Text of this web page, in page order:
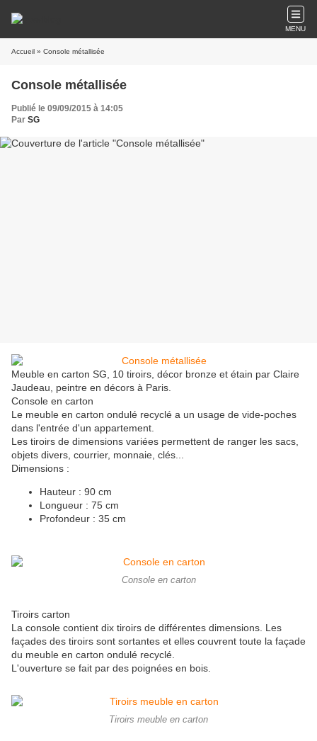
MENU
Accueil » Console métallisée
Console métallisée
Publié le 09/09/2015 à 14:05
Par SG
Meuble en carton SG, 10 tiroirs, décor bronze et étain par Claire
Jaudeau, peintre en décors à Paris.
Console en carton
Le meuble en carton ondulé recyclé a un usage de vide-poches
dans l'entrée d'un appartement.
Les tiroirs de dimensions variées permettent de ranger les sacs,
objets divers, courrier, monnaie, clés...
Dimensions :
Hauteur : 90 cm
Longueur : 75 cm
Profondeur : 35 cm
Console en carton
Tiroirs carton
La console contient dix tiroirs de différentes dimensions. Les
façades des tiroirs sont sortantes et elles couvrent toute la façade
du meuble en carton ondulé recyclé.
L'ouverture se fait par des poignées en bois.
Tiroirs meuble en carton